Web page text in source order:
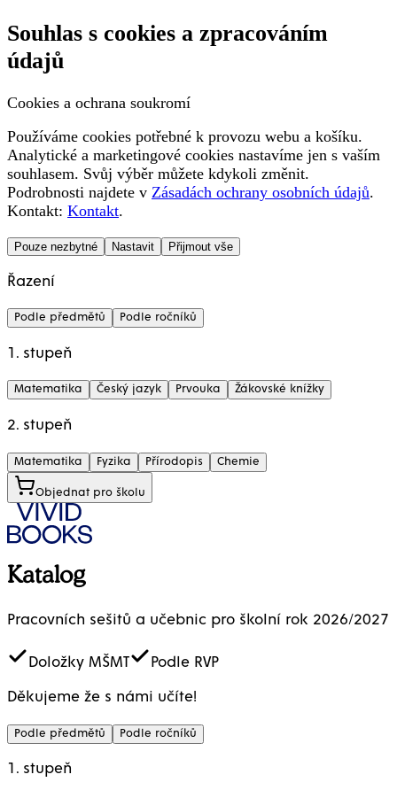
Souhlas s cookies a zpracováním
údajů
Cookies a ochrana soukromí
Používáme cookies potřebné k provozu webu a košíku.
Analytické a marketingové cookies nastavíme jen s vaším
souhlasem. Svůj výběr můžete kdykoli změnit.
Podrobnosti najdete v Zásadách ochrany osobních údajů.
Kontakt: Kontakt.
Pouze nezbytné Nastavit Přijmout vše
Řazení
Podle předmětů Podle ročníků
1. stupeň
Matematika Český jazyk Prvouka Žákovské knížky
2. stupeň
Matematika Fyzika Přírodopis Chemie
Objednat pro školu
Katalog
Pracovních sešitů a učebnic pro školní rok 2026/2027
Doložky MŠMT Podle RVP
Děkujeme že s námi učíte!
Podle předmětů Podle ročníků
1. stupeň